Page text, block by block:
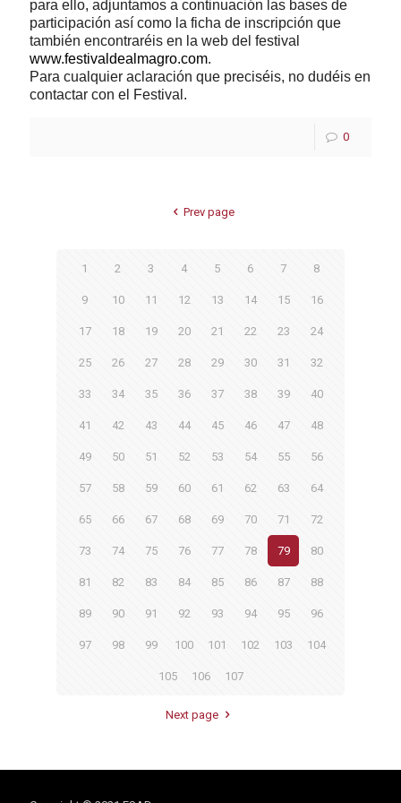
para ello, adjuntamos a continuación las bases de
participación así como la ficha de inscripción que
también encontraréis en la web del festival
www.festivaldealmagro.com.
Para cualquier aclaración que preciséis, no dudéis en
contactar con el Festival.
0
Prev page
1 2 3 4 5 6 7 8
9 10 11 12 13 14 15 16
17 18 19 20 21 22 23 24
25 26 27 28 29 30 31 32
33 34 35 36 37 38 39 40
41 42 43 44 45 46 47 48
49 50 51 52 53 54 55 56
57 58 59 60 61 62 63 64
65 66 67 68 69 70 71 72
73 74 75 76 77 78 79 80
81 82 83 84 85 86 87 88
89 90 91 92 93 94 95 96
97 98 99 100 101 102 103 104
105 106 107
Next page